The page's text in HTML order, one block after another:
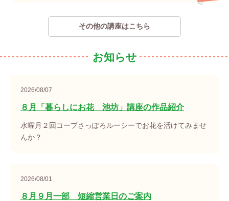
その他の講座はこちら
お知らせ
2026/08/07
８月「暮らしにお花 池坊」講座の作品紹介
水曜月２回コープさっぽろルーシーでお花を活けてみませ
んか？
2026/08/01
８月９月一部 短縮営業日のご案内